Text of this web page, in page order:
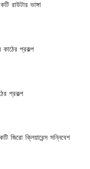
রাউটার ভাঙ্গা
প্রকল্প
প্রকল্প
জিরো ক্লিয়ারেন্স সন্নিবেশ